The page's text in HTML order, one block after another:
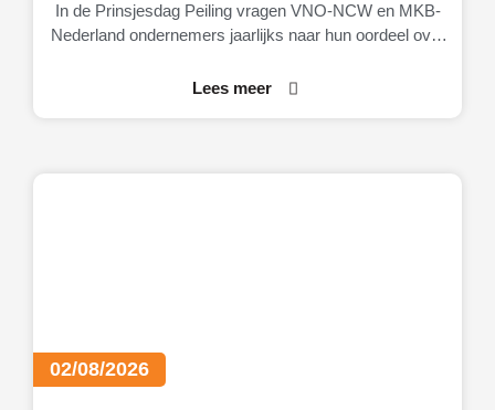
In de Prinsjesdag Peiling vragen VNO-NCW en MKB-
Nederland ondernemers jaarlijks naar hun oordeel over
Lees meer
02/08/2026